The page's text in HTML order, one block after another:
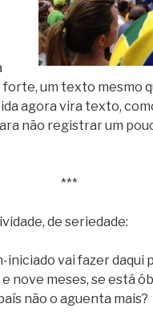
um texto mesmo
agora vira texto,
não registrar um
***
de seriedade:
iniciado vai fazer daqui
nove meses, se está
não o aguenta mais?